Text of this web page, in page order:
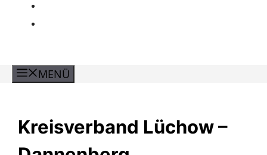
MENÜ
Kreisverband Lüchow –